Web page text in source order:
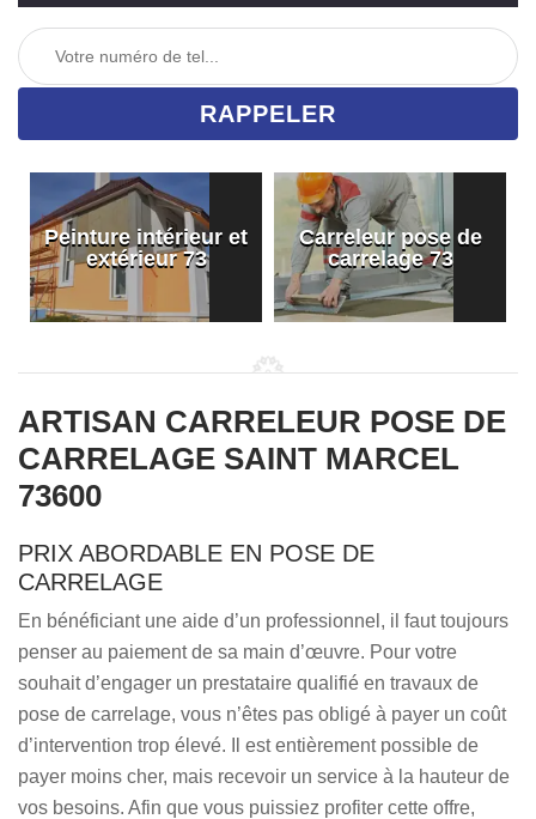
Peinture intérieur et
extérieur 73
Carreleur pose de
carrelage 73
ARTISAN CARRELEUR POSE DE
CARRELAGE SAINT MARCEL
73600
PRIX ABORDABLE EN POSE DE
CARRELAGE
En bénéficiant une aide d’un professionnel, il faut toujours
penser au paiement de sa main d’œuvre. Pour votre
souhait d’engager un prestataire qualifié en travaux de
pose de carrelage, vous n’êtes pas obligé à payer un coût
d’intervention trop élevé. Il est entièrement possible de
payer moins cher, mais recevoir un service à la hauteur de
vos besoins. Afin que vous puissiez profiter cette offre,